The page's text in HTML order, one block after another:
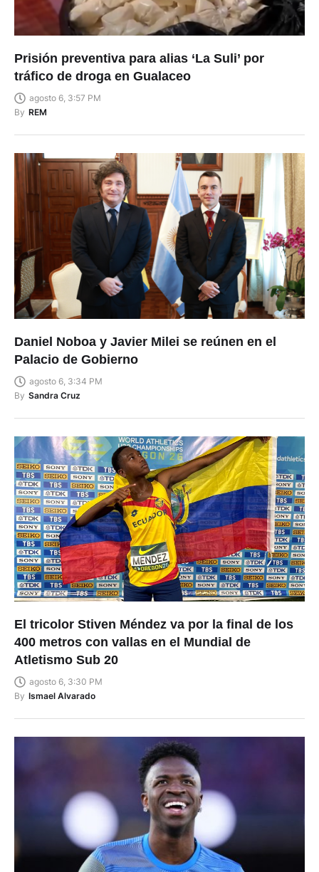
Prisión preventiva para alias ‘La Suli’ por
tráfico de droga en Gualaceo
agosto 6, 3:57 PM
By REM
Daniel Noboa y Javier Milei se reúnen en el
Palacio de Gobierno
agosto 6, 3:34 PM
By Sandra Cruz
El tricolor Stiven Méndez va por la final de los
400 metros con vallas en el Mundial de
Atletismo Sub 20
agosto 6, 3:30 PM
By Ismael Alvarado